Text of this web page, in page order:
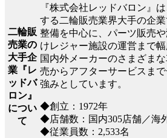
二輪販
売業の
大手企
業『レ
ッドバ
ロン』
につい
て
『株式会社レッドバロン』
する二輪販売業界大手の企
整備を中心に、パーツ販売
けレジャー施設の運営まで幅
国内外メーカーのさまざま
売からアフターサービスま
強みとしています。
◆創立：1972年
◆店舗数：国内305店舗／海
◆従業員数：2,533名